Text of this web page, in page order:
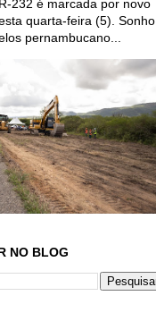
232 é marcada por novo
quarta-feira (5). Sonho
pernambucano...
NO BLOG